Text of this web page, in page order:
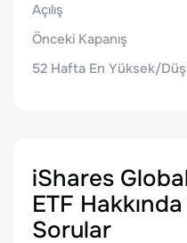
Açılış
Önceki Kapanış
52 Hafta En Yüksek/
iShares
ETF
Sorular